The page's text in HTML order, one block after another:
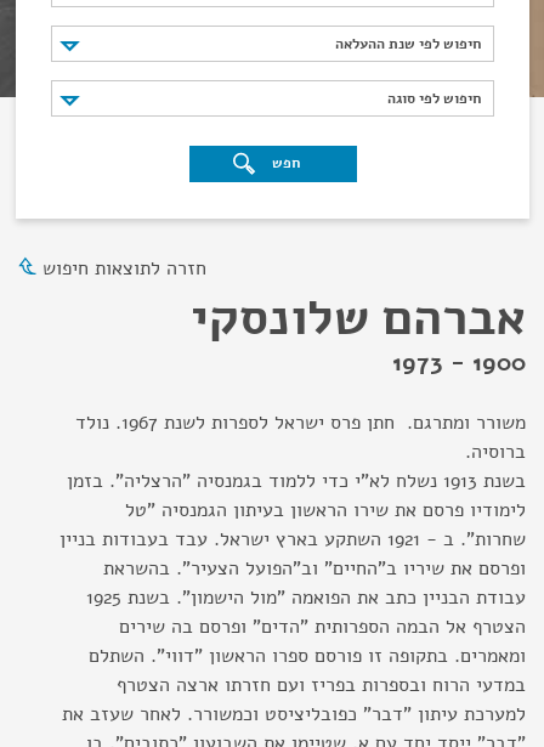
חיפוש לפי שנת ההעלאה
חיפוש לפי שנת ההעלאה
חיפוש לפי סוגה
חיפוש לפי סוגה
חפש
חזרה לתוצאות חיפוש
אברהם שלונסקי
1900 - 1973
משורר ומתרגם. חתן פרס ישראל לספרות לשנת 1967. נולד
ברוסיה.
בשנת 1913 נשלח לא"י כדי ללמוד בגמנסיה "הרצליה". בזמן
לימודיו פרסם את שירו הראשון בעיתון הגמנסיה "טל
שחרות". ב - 1921 השתקע בארץ ישראל. עבד בעבודות בניין
ופרסם את שיריו ב"החיים" וב"הפועל הצעיר". בהשראת
עבודת הבניין כתב את הפואמה "מול הישמון". בשנת 1925
הצטרף אל הבמה הספרותית "הדים" ופרסם בה שירים
ומאמרים. בתקופה זו פורסם ספרו הראשון "דווי". השתלם
במדעי הרוח ובספרות בפריז ועם חזרתו ארצה הצטרף
למערכת עיתון "דבר" כפובליציסט וכמשורר. לאחר שעזב את